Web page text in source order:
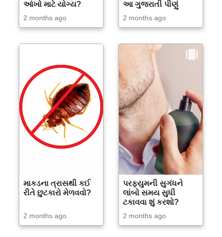
આંખો માટે યોગ્ય?
2 months ago
આ ગુજરાતી પીણું
2 months ago
માકડના ત્રાસથી કઈ
રીતે છુટકારો મેળવવો?
2 months ago
પરફ્યુમની સુગંધને
લાંબો સમય સુધી
ટકાવવા શું કરશો?
2 months ago